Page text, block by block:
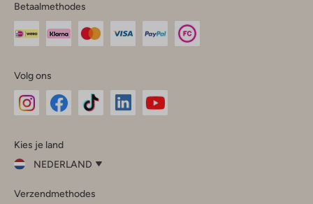
Betaalmethodes
Volg ons
InstagramFacebook
Kies je land
NEDERLAND
je
Verzendmethodes